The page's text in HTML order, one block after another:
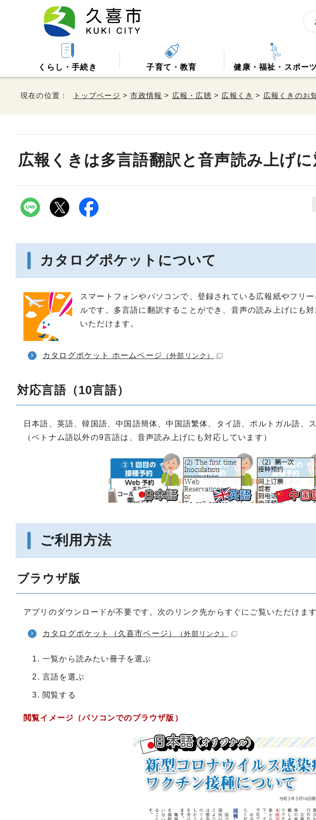
くらし・手続き 子育て・教育 健康・福祉・スポーツ
現在の位置： トップページ >市政情報 > 広報・広聴 > 広報くき > 広報くきのお
広報くきは多言語翻訳と音声読み上げ
カタログポケットについて
スマートフォンやパソコンで、登録されている広報紙やフリ
ルです。多言語に翻訳することができ、音声の読み上げにも
いただけます。
カタログポケット ホームページ （外部リンク）
対応言語（10言語）
日本語、英語、韓国語、中国語簡体、中国語繁体、タイ語、ポルトガル語、
（ベトナム語以外の9言語は、音声読み上げにも対応しています）
ご利用方法
ブラウザ版
アプリのダウンロードが不要です。次のリンク先からすぐにご覧いただけます
カタログポケット（久喜市ページ） （外部リンク）
一覧から読みたい冊子を選ぶ
言語を選ぶ
閲覧する
閲覧イメージ（パソコンでのブラウザ版）